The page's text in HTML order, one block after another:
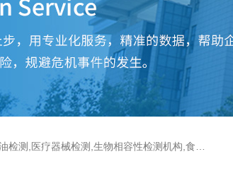
,食品药品检测中心,消毒液检测,工程材料检测公司,不锈钢材质检测机构